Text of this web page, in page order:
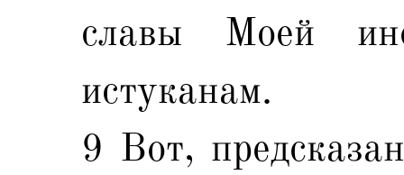
славы Моей
истуканам.
9 Вот,